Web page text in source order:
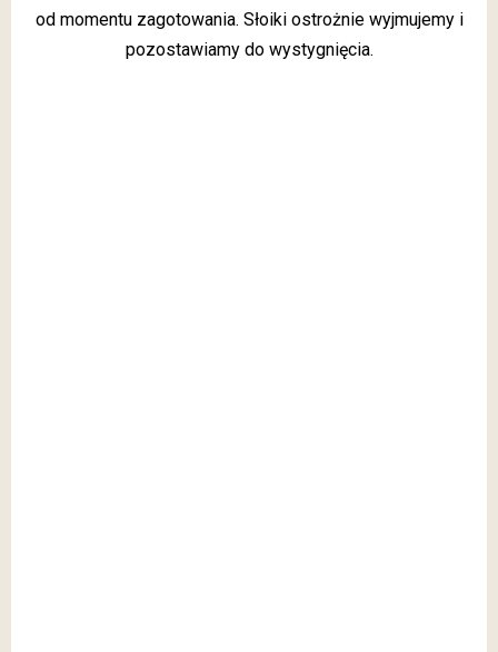
od momentu zagotowania. Słoiki ostrożnie wyjmujemy i
pozostawiamy do wystygnięcia.